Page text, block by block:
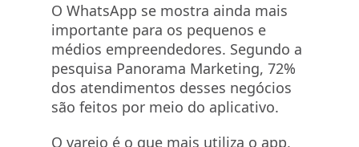
O WhatsApp se mostra ainda mais
importante para os pequenos e
médios empreendedores. Segundo a
pesquisa Panorama Marketing, 72%
dos atendimentos desses negócios
são feitos por meio do aplicativo.
O varejo é o que mais utiliza o app,